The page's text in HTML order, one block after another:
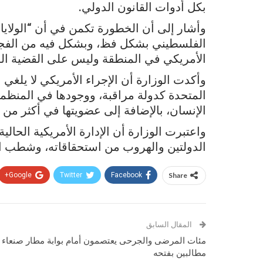
بكل أدوات القانون الدولي.
وأشار إلى أن الخطورة تكمن في أن
الفلسطيني بشكل فظ، وبشكل فيه من
الأمريكي في المنطقة وليس على القضية
المتحدة كدولة مراقبة، ووجودها في
الإنسان، بالإضافة إلى عضويتها في أكثر من 100 معاهدة واتفاقية دولية.
واعتبرت الوزارة أن الإدارة الأمريكية
الدولتين والهروب من استحقاقاته، وشطب
Share
Facebook
Twitter
Google+
المقال السابق
مئات المرضى والجرحى يعتصمون أمام بوابة مطار صنعاء
مطالبين بفتحه